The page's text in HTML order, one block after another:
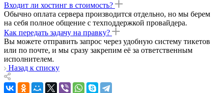
Входит ли хостинг в стоимость?
Обычно оплата сервера производится отдельно, но мы берем
на себя полное общение с техподдержкой провайдера.
Как передать задачу на правку?
Вы можете отправить запрос через удобную систему тикетов
или по почте, и мы сразу закрепим её за ответственным
исполнителем.
Назад к списку